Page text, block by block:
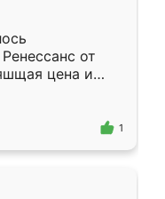
от
цена и
Приехавший
самый
1